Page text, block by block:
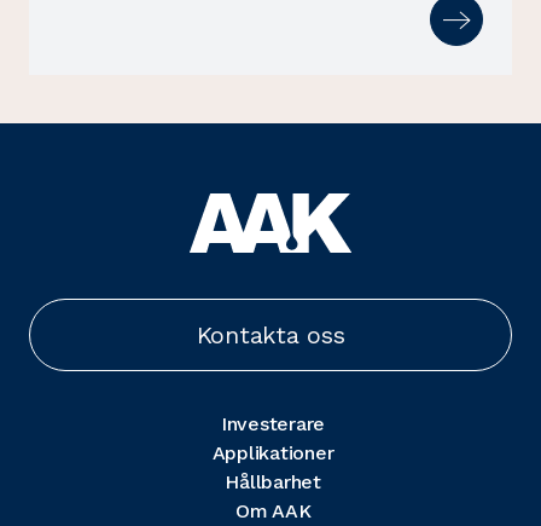
Kontakta oss
Investerare
Applikationer
Hållbarhet
Om AAK